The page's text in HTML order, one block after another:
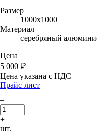
Размер
1000х1000
Материал
серебряный
Цена
5 000 ₽
Цена указана с НДС
Прайс лист
–
+
шт.